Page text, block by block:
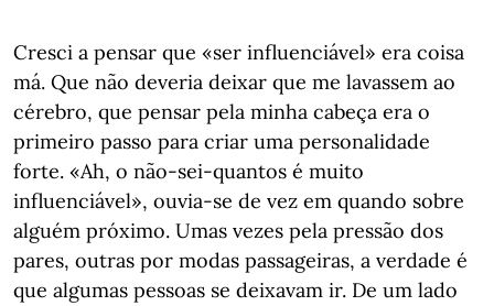
Cresci a pensar que «ser influenciável» era coisa
má. Que não deveria deixar que me lavassem ao
cérebro, que pensar pela minha cabeça era o
primeiro passo para criar uma personalidade
forte. «Ah, o não-sei-quantos é muito
influenciável», ouvia-se de vez em quando sobre
alguém próximo. Umas vezes pela pressão dos
pares, outras por modas passageiras, a verdade é
que algumas pessoas se deixavam ir. De um lado